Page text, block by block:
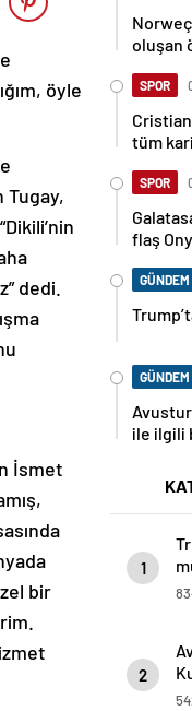
öyle
Tugay,
dedi.
İsmet
bir
oluşan
SPOR
tüm
SPOR
flaş
GÜNDEM
GÜNDEM
ile ilgili
1
2